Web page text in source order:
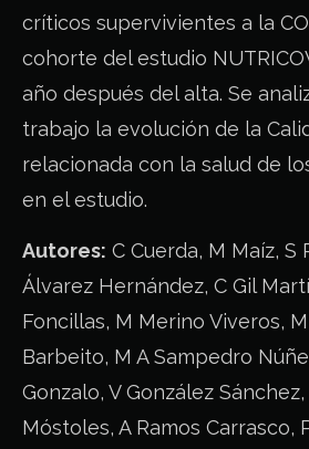
críticos supervivientes a la
cohorte del estudio
año después del alta. Se
trabajo la evolución de la
relacionada con la salud de
en el estudio.
Autores: C Cuerda, M Maíz, S
Álvarez Hernández, C Gil
Foncillas, M Merino Viveros,
Barbeito, M A Sampedro
Gonzalo, V González
Móstoles, A Ramos Carrasco,